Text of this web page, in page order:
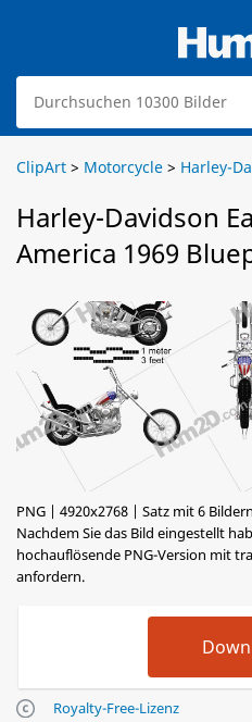
ClipArt > Motorcycle > Harley-
Harley-Davidson
America 1969
PNG | 4920x2768 | Satz mit 6 Bildern
Nachdem Sie das Bild eingestellt
hochauflösende PNG-Version mit
anfordern.
Royalty-Free-Lizenz